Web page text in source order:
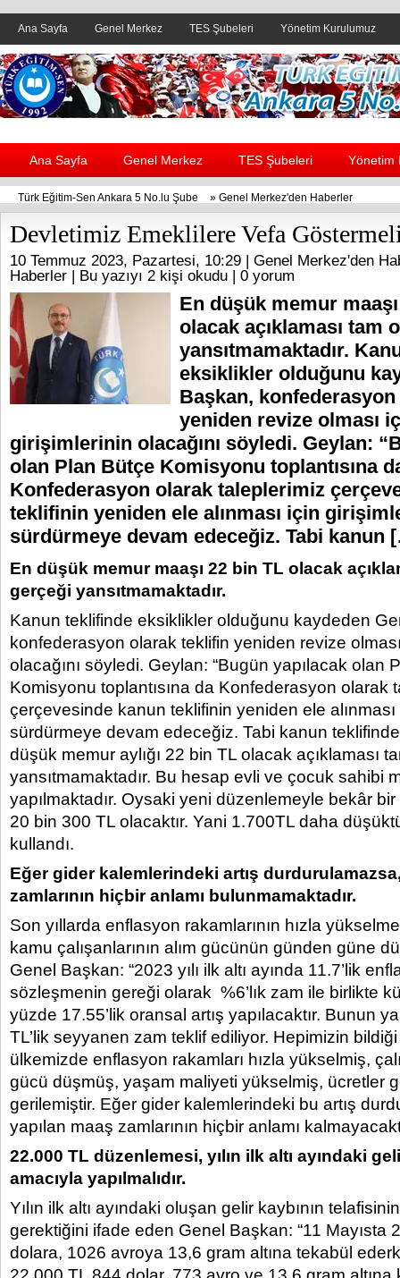
Ana Sayfa Genel Merkez TES Şubeleri Yönetim Kurulumuz
Header yanı reklam alanı
Ana Sayfa Genel Merkez TES Şubeleri Yönetim
Türk Eğitim-Sen Ankara 5 No.lu Şube » Genel Merkez'den Haberler
Devletimiz Emeklilere Vefa
10 Temmuz 2023, Pazartesi, 10:29 | Genel Merkez'den
Haberler | Bu yazıyı 2 kişi okudu | 0 yorum
En düşük memur
olacak açıklaması tam
yansıtmamaktadır.
eksiklikler olduğunu
Başkan,
yeniden revize olması
girişimlerinin olacağını söyledi. Geylan:
olan Plan Bütçe Komisyonu toplantısına
Konfederasyon olarak taleplerimiz
teklifinin yeniden ele alınması için
sürdürmeye devam edeceğiz. Tabi kanun
En düşük memur maaşı 22 bin TL olacak
gerçeği yansıtmamaktadır.
Kanun teklifinde eksiklikler olduğunu kaydeden
konfederasyon olarak teklifin yeniden revize
olacağını söyledi. Geylan: “Bugün yapılacak olan
Komisyonu toplantısına da Konfederasyon olarak
çerçevesinde kanun teklifinin yeniden ele
sürdürmeye devam edeceğiz. Tabi kanun
düşük memur aylığı 22 bin TL olacak açıklaması
yansıtmamaktadır. Bu hesap evli ve çocuk sahibi
yapılmaktadır. Oysaki yeni düzenlemeyle bekâr
20 bin 300 TL olacaktır. Yani 1.700TL daha
kullandı.
Eğer gider kalemlerindeki artış
zamlarının hiçbir anlamı bulunmamaktadır.
Son yıllarda enflasyon rakamlarının hızla
kamu çalışanlarının alım gücünün günden güne
Genel Başkan: “2023 yılı ilk altı ayında 11.7’lik
sözleşmenin gereği olarak %6’lık zam ile birlikte
yüzde 17.55’lik oransal artış yapılacaktır. Bunun
TL’lik seyyanen zam teklif ediliyor. Hepimizin
ülkemizde enflasyon rakamları hızla yükselmiş,
gücü düşmüş, yaşam maliyeti yükselmiş, ücretler
gerilemiştir. Eğer gider kalemlerindeki bu artış
yapılan maaş zamlarının hiçbir anlamı
22.000 TL düzenlemesi, yılın ilk altı ayındaki
amacıyla yapılmalıdır.
Yılın ilk altı ayındaki oluşan gelir kaybının
gerektiğini ifade eden Genel Başkan: “11 Mayısta
dolara, 1026 avroya 13,6 gram altına tekabül